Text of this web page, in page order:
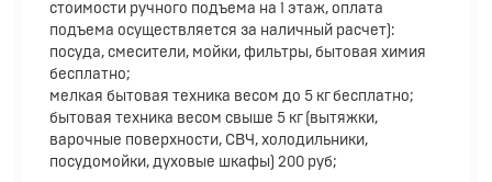
стоимости ручного подъема на 1 этаж, оплата
подъема осуществляется за наличный расчет):
посуда, смесители, мойки, фильтры, бытовая химия
бесплатно;
мелкая бытовая техника весом до 5 кг бесплатно;
бытовая техника весом свыше 5 кг (вытяжки,
варочные поверхности, СВЧ, холодильники,
посудомойки, духовые шкафы) 200 руб;